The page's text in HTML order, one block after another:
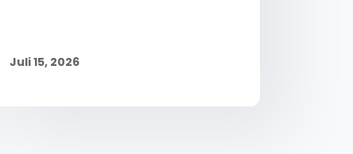
Juli 15, 2026